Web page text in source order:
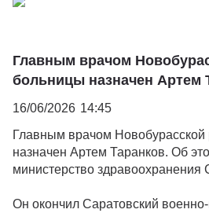
Главным врачом
больницы назначен Артем
16/06/2026 14:45
Главным врачом
назначен Артем Таранков. Об
министерство здравоохранения
Он окончил Саратовский